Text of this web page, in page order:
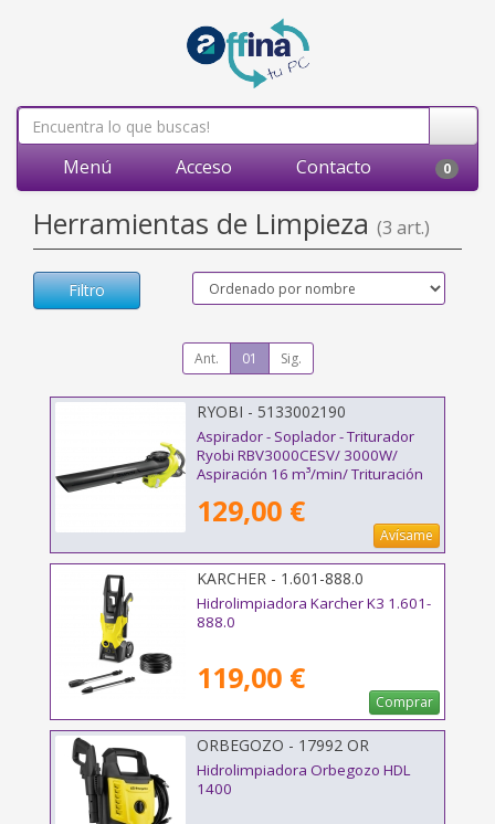
Menú Acceso Contacto 0
Herramientas de Limpieza (3 art.)
Filtro
Ant. 01 Sig.
RYOBI - 5133002190
Aspirador - Soplador - Triturador
Ryobi RBV3000CESV/ 3000W/
Aspiración 16 m³/min/ Trituración
129,00 €
Avísame
KARCHER - 1.601-888.0
Hidrolimpiadora Karcher K3 1.601-
888.0
119,00 €
Comprar
ORBEGOZO - 17992 OR
Hidrolimpiadora Orbegozo HDL
1400